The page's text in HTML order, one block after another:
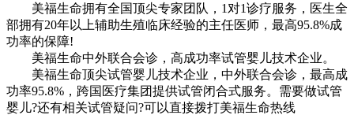
美福生命拥有全国顶尖专家团队，1对1诊疗服务，医生全
部拥有20年以上辅助生殖临床经验的主任医师，最高95.8%成
功率的保障!
美福生命中外联合会诊，高成功率试管婴儿技术企业。
美福生命顶尖试管婴儿技术企业，中外联合会诊，最高成
功率95.8%，跨国医疗集团提供试管闭合式服务。需要做试管
婴儿?还有相关试管疑问?可以直接拨打美福生命热线